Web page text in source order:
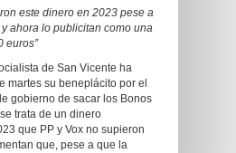
este dinero en 2023 pese a
ahora lo publicitan como una
euros”
de San Vicente ha
martes su beneplácito por el
gobierno de sacar los Bonos
trata de un dinero
que PP y Vox no supieron
que, pese a que la